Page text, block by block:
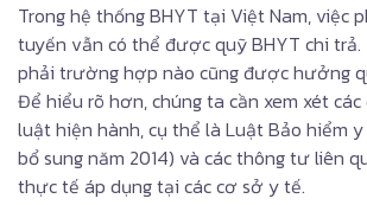
Trong hệ thống BHYT tại Việt Nam, việc
tuyến vẫn có thể được quỹ BHYT chi trả.
phải trường hợp nào cũng được hưởng
Để hiểu rõ hơn, chúng ta cần xem xét
luật hiện hành, cụ thể là Luật Bảo hiểm
bổ sung năm 2014) và các thông tư liên
thực tế áp dụng tại các cơ sở y tế.